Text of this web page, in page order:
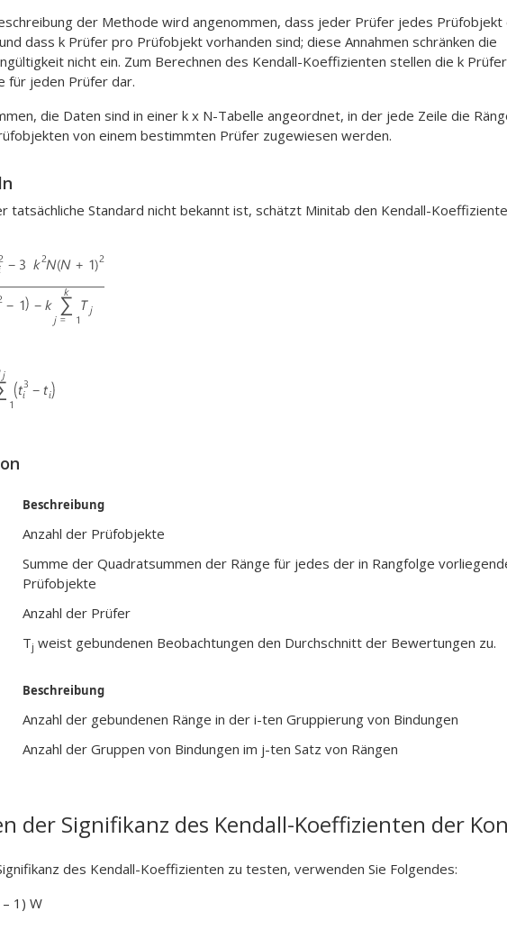
der Methode wird angenommen, dass jeder Prüfer jedes Prüfobjekt
dass k Prüfer pro Prüfobjekt vorhanden sind; diese Annahmen schränken die
nicht ein. Zum Berechnen des Kendall-Koeffizienten stellen die k
für jeden Prüfer dar.
die Daten sind in einer k x N-Tabelle angeordnet, in der jede Zeile die
von einem bestimmten Prüfer zugewiesen werden.
tatsächliche Standard nicht bekannt ist, schätzt Minitab den Kendall-
Beschreibung
Anzahl der Prüfobjekte
Summe der Quadratsummen der Ränge für jedes der in Rangfolge
Prüfobjekte
Anzahl der Prüfer
Tj weist gebundenen Beobachtungen den Durchschnitt der Bewertungen zu.
Beschreibung
Anzahl der gebundenen Ränge in der i-ten Gruppierung von Bindungen
Anzahl der Gruppen von Bindungen im j-ten Satz von Rängen
der Signifikanz des Kendall-Koeffizienten der
des Kendall-Koeffizienten zu testen, verwenden Sie Folgendes:
1) W